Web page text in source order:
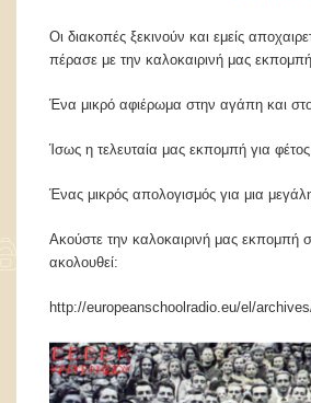
Οι διακοπές ξεκινούν και εμείς
πέρασε με την καλοκαιρινή μας
Ένα μικρό αφιέρωμα στην αγάπη και
Ίσως η τελευταία μας εκπομπή για
Ένας μικρός απολογισμός για μια
Ακούστε την καλοκαιρινή μας εκπομπή
ακολουθεί:
http://europeanschoolradio.eu/el/